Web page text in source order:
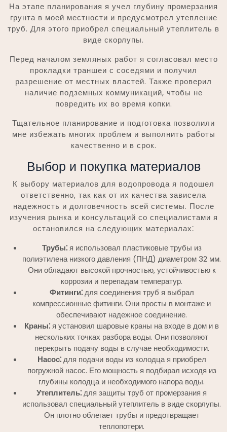
На этапе планирования я учел глубину промерзания
грунта в моей местности и предусмотрел утепление
труб. Для этого приобрел специальный утеплитель в
виде скорлупы.
Перед началом земляных работ я согласовал место
прокладки траншеи с соседями и получил
разрешение от местных властей. Также проверил
наличие подземных коммуникаций, чтобы не
повредить их во время копки.
Тщательное планирование и подготовка позволили
мне избежать многих проблем и выполнить работы
качественно и в срок.
Выбор и покупка материалов
К выбору материалов для водопровода я подошел
ответственно, так как от их качества зависела
надежность и долговечность всей системы. После
изучения рынка и консультаций со специалистами я
остановился на следующих материалах⁚
Трубы⁚я использовал пластиковые трубы из
полиэтилена низкого давления (ПНД) диаметром 32 мм.
Они обладают высокой прочностью, устойчивостью к
коррозии и перепадам температур.
Фитинги⁚для соединения труб я выбрал
компрессионные фитинги. Они просты в монтаже и
обеспечивают надежное соединение.
Краны⁚я установил шаровые краны на входе в дом и в
нескольких точках разбора воды. Они позволяют
перекрыть подачу воды в случае необходимости.
Насос⁚для подачи воды из колодца я приобрел
погружной насос. Его мощность я подбирал исходя из
глубины колодца и необходимого напора воды.
Утеплитель⁚для защиты труб от промерзания я
использовал специальный утеплитель в виде скорлупы.
Он плотно облегает трубы и предотвращает
теплопотери.